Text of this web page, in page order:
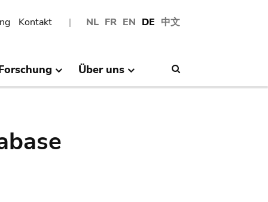
NL FR EN DE 中文
Kontakt
Über uns